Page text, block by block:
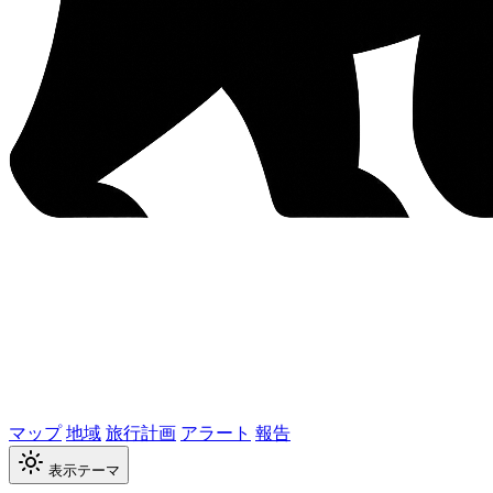
マップ地域旅行計画 アラート 報告
表示テーマ